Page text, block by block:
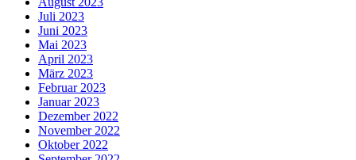
Juli 2023
Juni 2023
Mai 2023
April 2023
März 2023
Februar 2023
Januar 2023
Dezember 2022
November 2022
Oktober 2022